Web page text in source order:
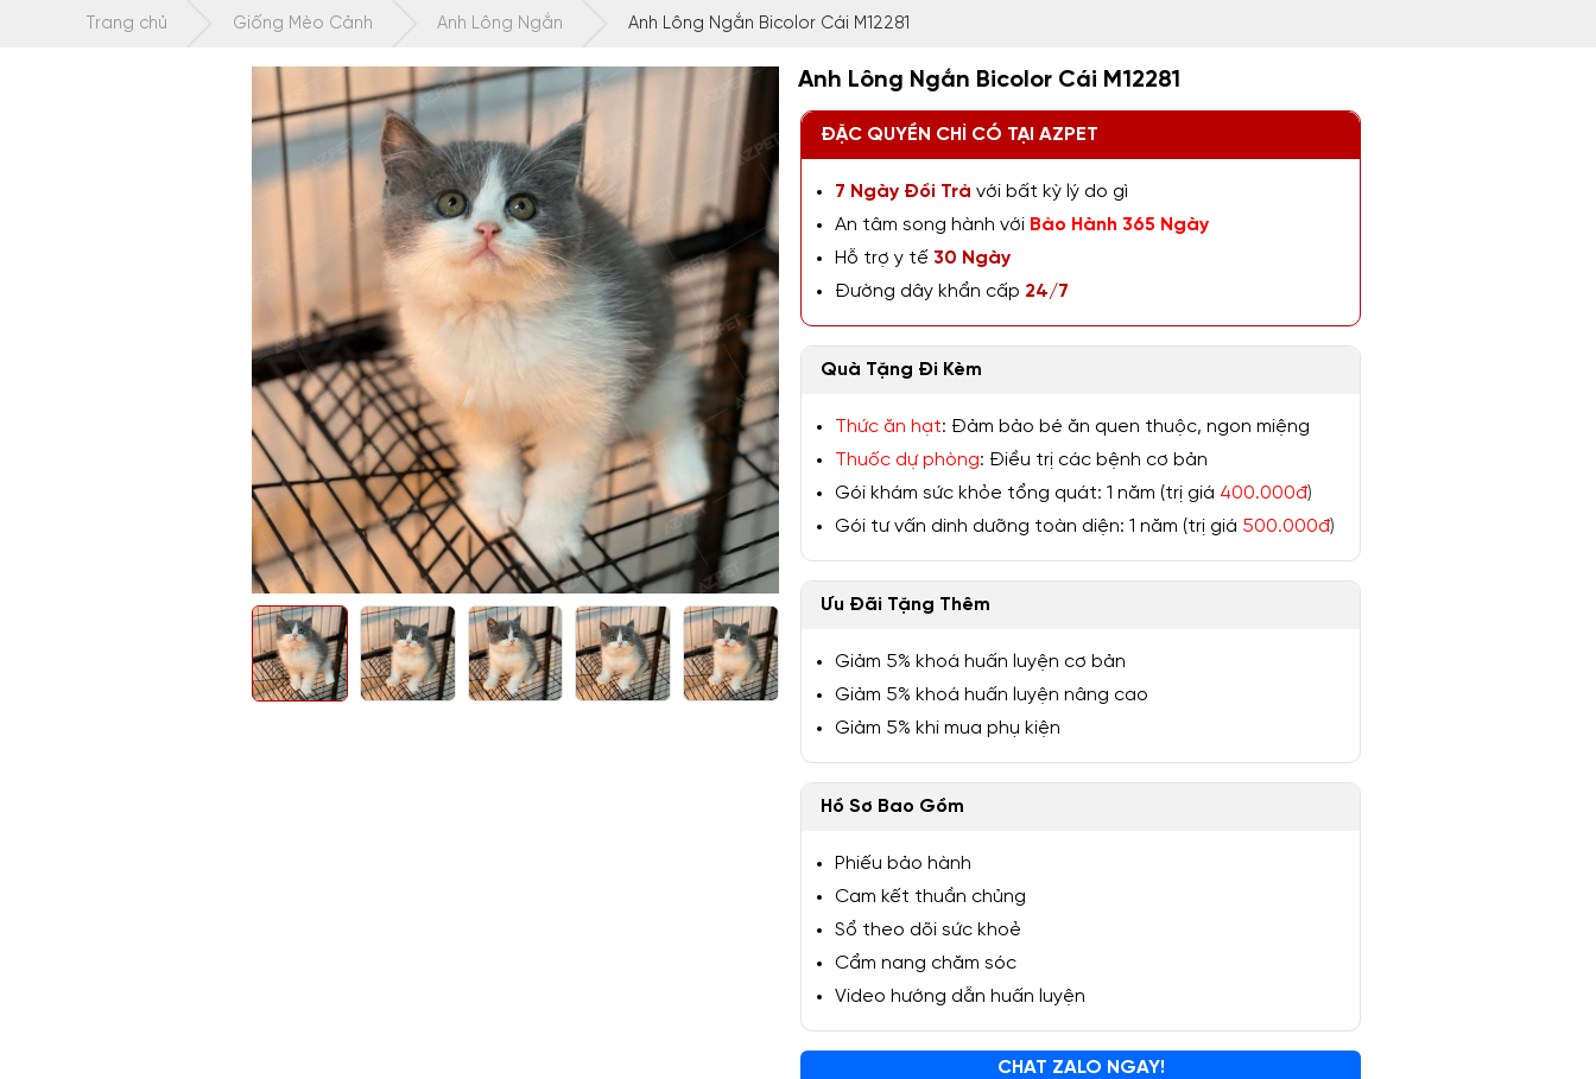
Trang chủ Giống Mèo Cảnh Anh Lông Ngắn Anh Lông Ngắn Bicolor Cái M12281
1/5
Anh Lông Ngắn Bicolor Cái M12281
ĐẶC QUYỀN CHỈ CÓ TẠI AZPET
7 Ngày Đổi Trả với bất kỳ lý do gì
An tâm song hành với Bảo Hành 365 Ngày
Hỗ trợ y tế 30 Ngày
Đường dây khẩn cấp 24/7
Quà Tặng Đi Kèm
Thức ăn hạt: Đảm bảo bé ăn quen thuộc, ngon miệng
Thuốc dự phòng: Điều trị các bệnh cơ bản
Gói khám sức khỏe tổng quát: 1 năm (trị giá 400.000đ)
Gói tư vấn dinh dưỡng toàn diện: 1 năm (trị giá 500.000đ)
Ưu Đãi Tặng Thêm
Giảm 5% khoá huấn luyện cơ bản
Giảm 5% khoá huấn luyện nâng cao
Giảm 5% khi mua phụ kiện
Hồ Sơ Bao Gồm
Phiếu bảo hành
Cam kết thuần chủng
Sổ theo dõi sức khoẻ
Cẩm nang chăm sóc
Video hướng dẫn huấn luyện
CHAT ZALO NGAY!